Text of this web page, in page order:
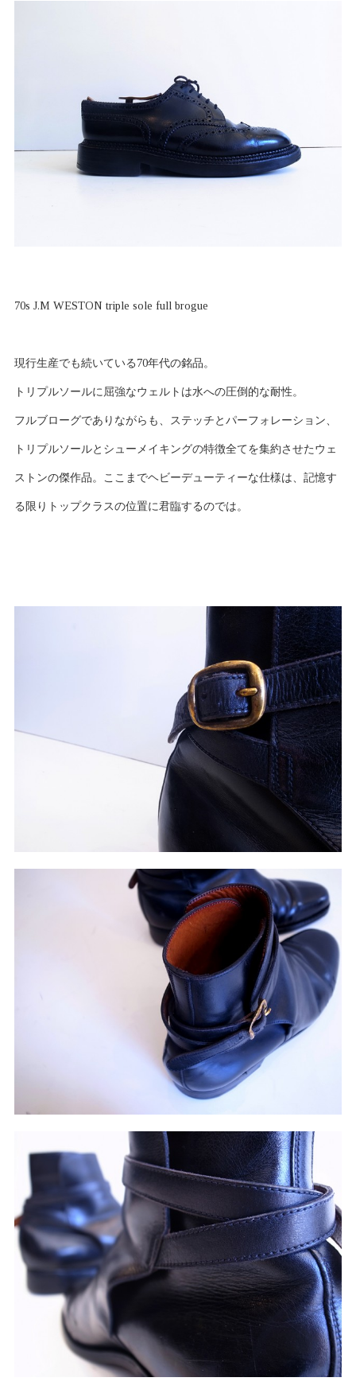
70s J.M WESTON triple sole full brogue
現行生産でも続いている70年代の銘品。
トリプルソールに屈強なウェルトは水への圧倒的な耐性。
フルブローグでありながらも、ステッチとパーフォレーション、
トリプルソールとシューメイキングの特徴全てを集約させたウェ
ストンの傑作品。ここまでヘビーデューティーな仕様は、記憶す
る限りトップクラスの位置に君臨するのでは。